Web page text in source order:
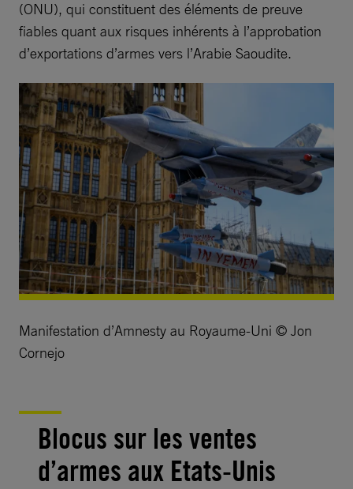
(ONU), qui constituent des éléments de preuve
fiables quant aux risques inhérents à l’approbation
d’exportations d’armes vers l’Arabie Saoudite.
Manifestation d’Amnesty au Royaume-Uni © Jon
Cornejo
Blocus sur les ventes
d’armes aux Etats-Unis